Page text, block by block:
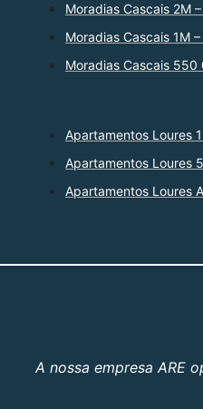
Moradias Cascais 2M
Moradias Cascais 1M
Moradias Cascais 550
Apartamentos Loures
Apartamentos Loures
Apartamentos Loures
A nossa empresa ARE